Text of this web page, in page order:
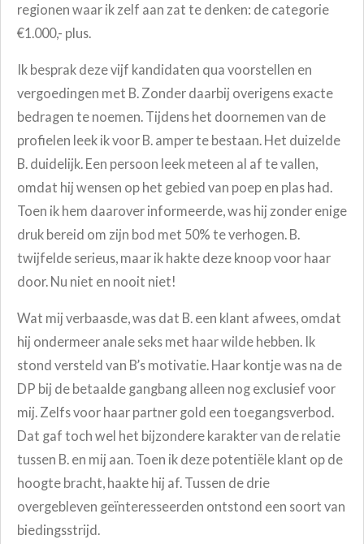
regionen waar ik zelf aan zat te denken: de categorie
€1.000,- plus.
Ik besprak deze vijf kandidaten qua voorstellen en
vergoedingen met B. Zonder daarbij overigens exacte
bedragen te noemen. Tijdens het doornemen van de
profielen leek ik voor B. amper te bestaan. Het duizelde
B. duidelijk. Een persoon leek meteen al af te vallen,
omdat hij wensen op het gebied van poep en plas had.
Toen ik hem daarover informeerde, was hij zonder enige
druk bereid om zijn bod met 50% te verhogen. B.
twijfelde serieus, maar ik hakte deze knoop voor haar
door. Nu niet en nooit niet!
Wat mij verbaasde, was dat B. een klant afwees, omdat
hij ondermeer anale seks met haar wilde hebben. Ik
stond versteld van B’s motivatie. Haar kontje was na de
DP bij de betaalde gangbang alleen nog exclusief voor
mij. Zelfs voor haar partner gold een toegangsverbod.
Dat gaf toch wel het bijzondere karakter van de relatie
tussen B. en mij aan. Toen ik deze potentiële klant op de
hoogte bracht, haakte hij af. Tussen de drie
overgebleven geïnteresseerden ontstond een soort van
biedingsstrijd.